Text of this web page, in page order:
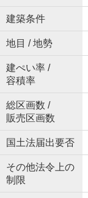
建築条件
地目 / 地勢
建ぺい率 /
容積率
総区画数 /
販売区画数
国土法届出要否
その他法令上の
制限